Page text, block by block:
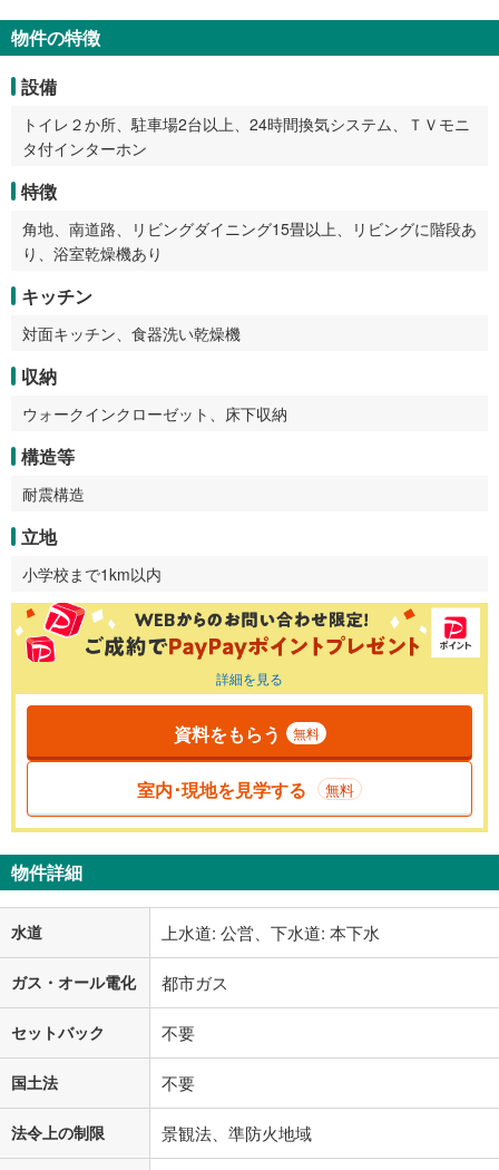
物件の特徴
設備
トイレ２か所、駐車場2台以上、24時間換気システム、ＴＶモニ
タ付インターホン
特徴
角地、南道路、リビングダイニング15畳以上、リビングに階段あ
り、浴室乾燥機あり
キッチン
対面キッチン、食器洗い乾燥機
収納
ウォークインクローゼット、床下収納
構造等
耐震構造
立地
小学校まで1km以内
詳細を見る
資料をもらう 無料
室内･現地を見学する 無料
物件詳細
水道 上水道: 公営、下水道: 本下水
ガス・オール電化 都市ガス
セットバック 不要
国土法 不要
法令上の制限 景観法、準防火地域